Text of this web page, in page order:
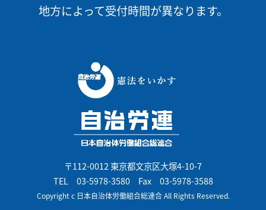
地方によって受付時間が異なります。
〒112-0012 東京都文京区大塚4-10-7
TEL 03-5978-3580Fax 03-5978-3588
Copyright c 日本自治体労働組合総連合 All Rights Reserved.